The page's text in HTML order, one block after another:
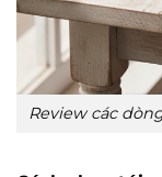
Review các